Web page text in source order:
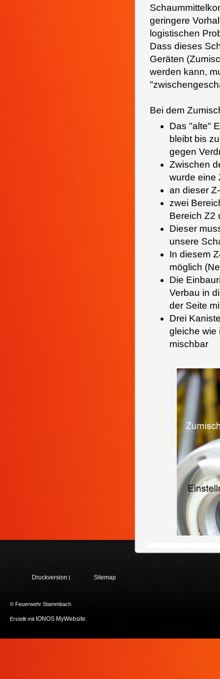
geringere
logistischen
Dass dieses
Geräten
werden kann,
Bei dem
Das "alte"
bleibt bis
gegen
Zwischen
wurde eine
an dieser
zwei
Bereich Z2
Dieser
unsere
In diesem
möglich
Die
Verbau in
der Seite
Drei
gleiche wie
mischbar
Druckversion | Sitemap
© Feuerwehr Stammbach
Erstellt mit IONOS MyWebsite